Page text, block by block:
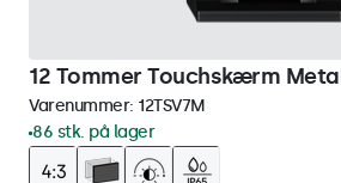
12 Tommer Touchskærm
Varenummer: 12TSV7M
86 stk. på lager